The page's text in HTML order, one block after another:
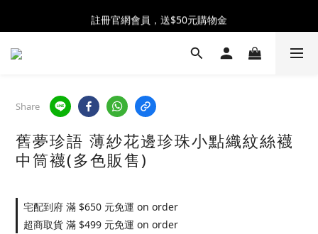
全館消費滿$2300 贈 ♡ 奶油泡芙化妝包 ♡
註冊官網會員，送$50元購物金
全館消費滿$2300 贈 ♡ 奶油泡芙化妝包 ♡
Share
舊夢珍語 薄紗花邊珍珠小點織紋絲襪
中筒襪(多色販售)
宅配到府 滿 $650 元免運 on order
超商取貨 滿 $499 元免運 on order